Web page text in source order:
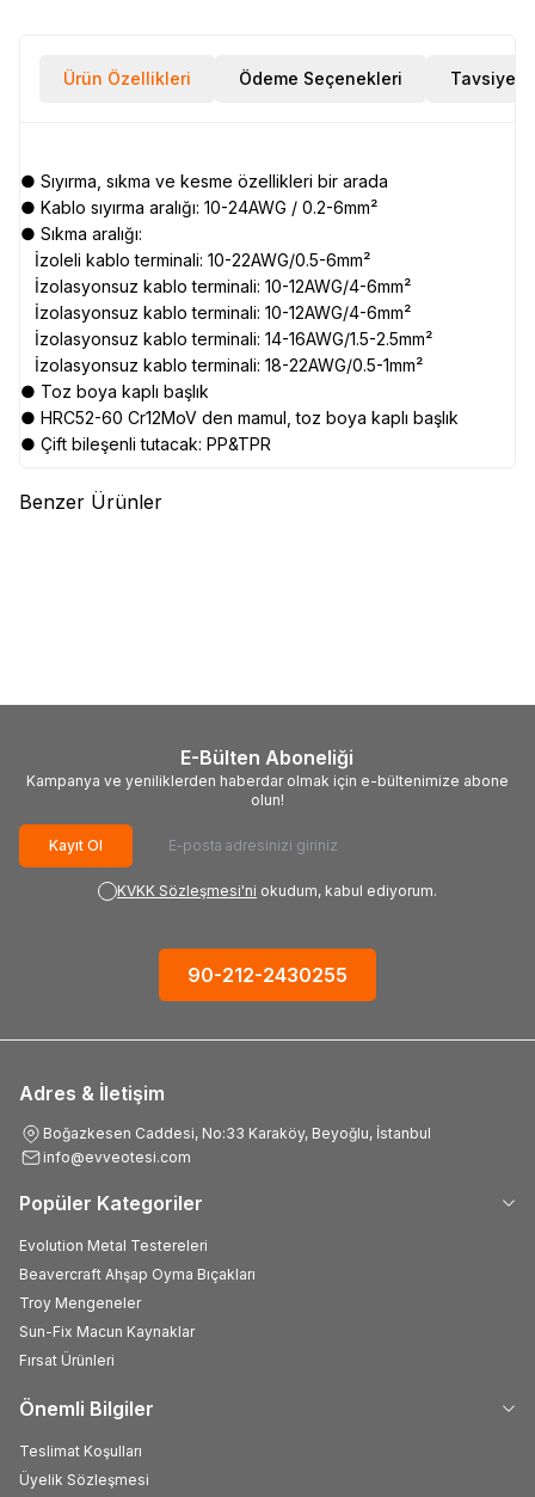
Ürün Özellikleri Ödeme Seçenekleri Tavsiye Et
● Sıyırma, sıkma ve kesme özellikleri bir arada
● Kablo sıyırma aralığı: 10-24AWG / 0.2-6mm²
● Sıkma aralığı:
İzoleli kablo terminali: 10-22AWG/0.5-6mm²
İzolasyonsuz kablo terminali: 10-12AWG/4-6mm²
İzolasyonsuz kablo terminali: 10-12AWG/4-6mm²
İzolasyonsuz kablo terminali: 14-16AWG/1.5-2.5mm²
İzolasyonsuz kablo terminali: 18-22AWG/0.5-1mm²
● Toz boya kaplı başlık
● HRC52-60 Cr12MoV den mamul, toz boya kaplı başlık
● Çift bileşenli tutacak: PP&TPR
Benzer Ürünler
E-Bülten Aboneliği
Kampanya ve yeniliklerden haberdar olmak için e-bültenimize abone
olun!
Kayıt Ol
KVKK Sözleşmesi'ni okudum, kabul ediyorum.
90-212-2430255
Adres & İletişim
Boğazkesen Caddesi, No:33 Karaköy, Beyoğlu, İstanbul
info@evveotesi.com
Popüler Kategoriler
Evolution Metal Testereleri
Beavercraft Ahşap Oyma Bıçakları
Troy Mengeneler
Sun-Fix Macun Kaynaklar
Fırsat Ürünleri
Önemli Bilgiler
Teslimat Koşulları
Üyelik Sözleşmesi